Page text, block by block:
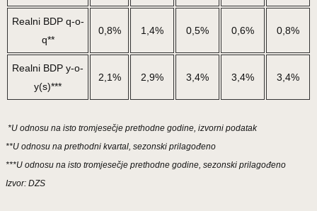
Realni BDP q-o-
q**
0,8% 1,4% 0,5% 0,6% 0,8%
Realni BDP y-o-
y(s)***
2,1% 2,9% 3,4% 3,4% 3,4%
*U odnosu na isto tromjesečje prethodne godine, izvorni podatak
**U odnosu na prethodni kvartal, sezonski prilagođeno
***U odnosu na isto tromjesečje prethodne godine, sezonski prilagođeno
Izvor: DZS